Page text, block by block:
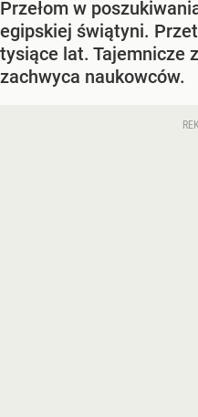
Przełom w
egipskiej świątyni.
tysiące lat. Tajemnicze
zachwyca naukowców.